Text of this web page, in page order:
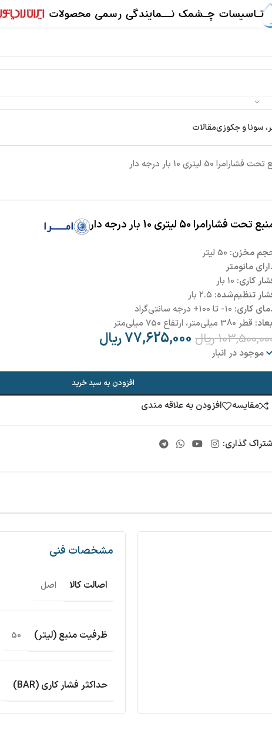
سونا و جکوزیمقالات
فشارامرا 50 لیتری 10 بار درجه دار
تحت فشارامرا 50 لیتری 10 بار درجه دار
مخزن:
مانومتر
کاری:
تنظیم‌شده:
کاری:
قطر 380 میلی‌متر، ارتفاع 750 میلی‌متر
ریال 77,625,000ریال
موجود در انبار
افزودن به سبد خرید
مقایسه افزودن به علاقه مندی
گذاری:
مشخصات فنی
اصالت کالا اصل
ظرفیت منبع (لیتر) 50
حداکثر فشار کاری (BAR)